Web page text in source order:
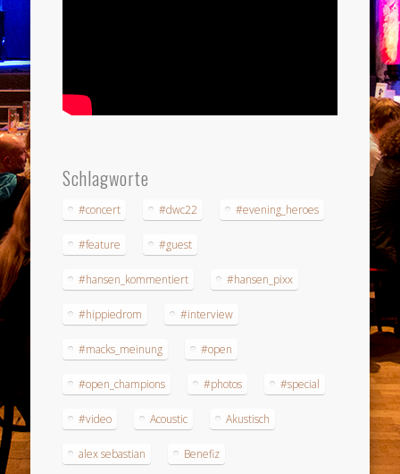
Schlagworte
#concert #dwc22 #evening_heroes
#feature #guest
#hansen_kommentiert #hansen_pixx
#hippiedrom #interview
#macks_meinung #open
#open_champions #photos #special
#video Acoustic Akustisch
alex sebastian Benefiz